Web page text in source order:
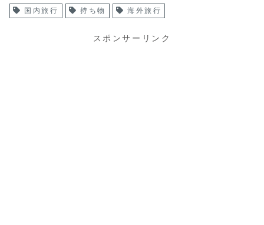
国内旅行 持ち物 海外旅行
スポンサーリンク